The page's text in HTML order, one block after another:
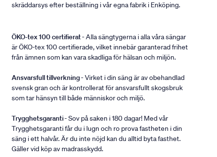
skräddarsys efter beställning i vår egna fabrik i Enköping.
ÖKO-tex 100 certifierat- Alla sängtygerna i alla våra sängar
är ÖKO-tex 100 certifierade, vilket innebär garanterad frihet
från ämnen som kan vara skadliga för hälsan och miljön.
Ansvarsfull tillverkning- Virket i din säng är av obehandlad
svensk gran och är kontrollerat för ansvarsfullt skogsbruk
som tar hänsyn till både människor och miljö.
Trygghetsgaranti- Sov på saken i 180 dagar! Med vår
Trygghetsgaranti får du i lugn och ro prova fastheten i din
säng i ett halvår. Är du inte nöjd kan du alltid byta fasthet.
Gäller vid köp av madrasskydd.